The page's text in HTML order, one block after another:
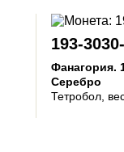
193-
Фанагория.
Серебро
Тетробол ,